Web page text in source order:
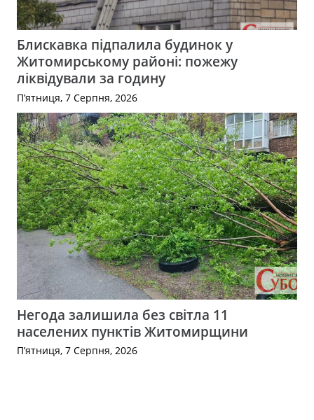
Блискавка підпалила будинок у
Житомирському районі: пожежу
ліквідували за годину
П’ятниця, 7 Серпня, 2026
Негода залишила без світла 11
населених пунктів Житомирщини
П’ятниця, 7 Серпня, 2026